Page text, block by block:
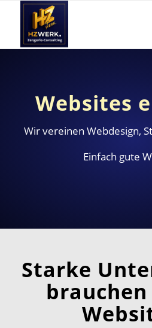
Websites
Wir vereinen Webdesign,
Einfach gute
Starke